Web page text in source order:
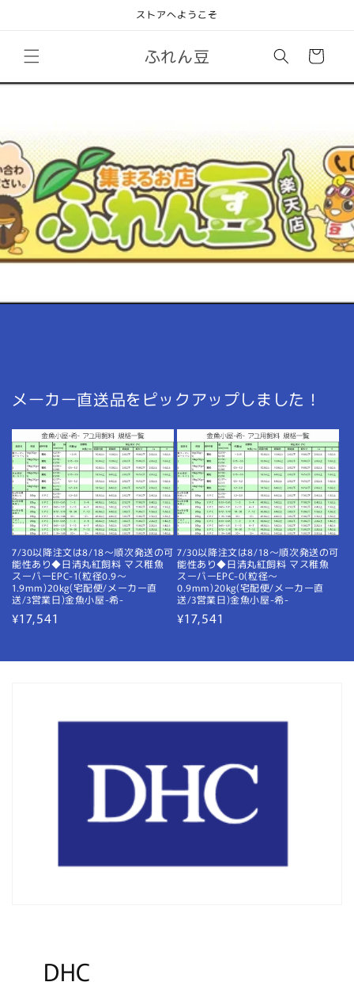
ストアへようこそ
ふれん豆
ー
メーカー直送品をピックアップしました！
7/30以降注文は8/18～順次発送の可
能性あり◆日清丸紅飼料 マス稚魚
スーパーEPC-1(粒径0.9〜
1.9mm)20kg(宅配便/メーカー直
送/3営業日)金魚小屋-希-
通
¥17,541
7/30以降注文は8/18～順次発送の可
能性あり◆日清丸紅飼料 マス稚魚
スーパーEPC-0(粒径〜
0.9mm)20kg(宅配便/メーカー直
送/3営業日)金魚小屋-希-
通
¥17,541
DHC